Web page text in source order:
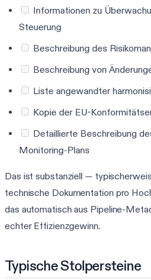
Informationen zu
Steuerung
Beschreibung des
Beschreibung von
Liste angewandter
Kopie der EU-
Detaillierte Beschreibung
Monitoring-Plans
Das ist substanziell —
technische Dokumentation pro
das automatisch aus Pipeline-
echter Effizienzgewinn.
Typische Stolpersteine